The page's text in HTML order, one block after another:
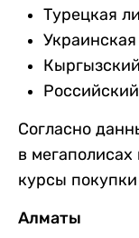
Турецкая
Согласно
в
курсы
Алматы